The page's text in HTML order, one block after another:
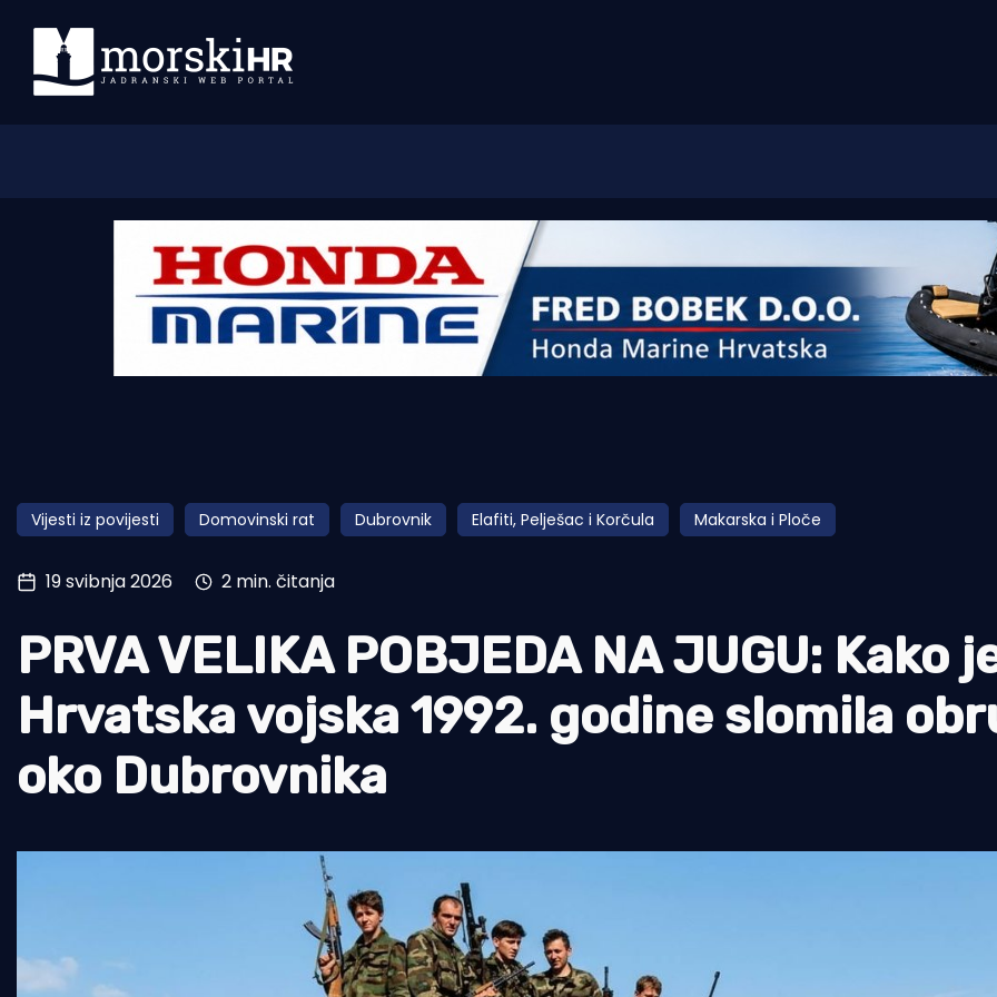
Morski plus
Pomorstvo
Ribolov
Tradicija i kultura
Vijesti iz povijesti Domovinski rat Dubrovnik Elafiti, Pelješac i Korčula Makarska i Ploče
19 svibnja 2026 2 min. čitanja
PRVA VELIKA POBJEDA NA JUGU: Kako
Hrvatska vojska 1992. godine slomila
oko Dubrovnika